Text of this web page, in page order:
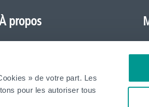
» de votre part. Les
pour les autoriser tous
propos